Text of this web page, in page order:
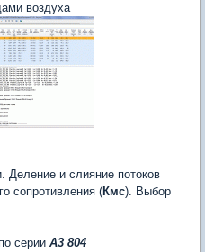
воздуха
Деление и слияние потоков
сопротивления (Кмс). Выбор
серии А3 804